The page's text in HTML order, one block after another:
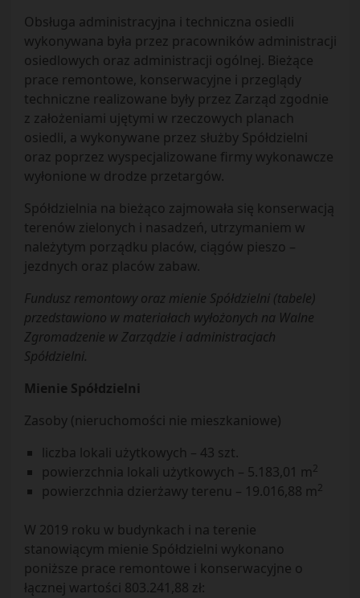
Obsługa administracyjna i techniczna osiedli
wykonywana była przez pracowników administracji
osiedlowych oraz administracji ogólnej. Bieżące
prace remontowe, konserwacyjne i przeglądy
techniczne realizowane były przez Zarząd zgodnie
z założeniami ujętymi w rzeczowych planach
osiedli, a wykonywane przez służby Spółdzielni
oraz poprzez wyspecjalizowane firmy wykonawcze
wyłonione w drodze przetargów.
Spółdzielnia na bieżąco zajmowała się konserwacją
terenów zielonych i nasadzeń, utrzymaniem w
należytym porządku placów, ciągów pieszo –
jezdnych oraz placów zabaw.
Fundusz remontowy oraz mienie Spółdzielni (tabele)
przedstawiono w materiałach wyłożonych na Walne
Zgromadzenie w Zarządzie i administracjach
Spółdzielni.
Mienie Spółdzielni
Zasoby (nieruchomości nie mieszkaniowe)
liczba lokali użytkowych – 43 szt.
powierzchnia lokali użytkowych – 5.183,01 m2
powierzchnia dzierżawy terenu – 19.016,88 m2
W 2019 roku w budynkach i na terenie
stanowiącym mienie Spółdzielni wykonano
poniższe prace remontowe i konserwacyjne o
łącznej wartości 803.241,88 zł: